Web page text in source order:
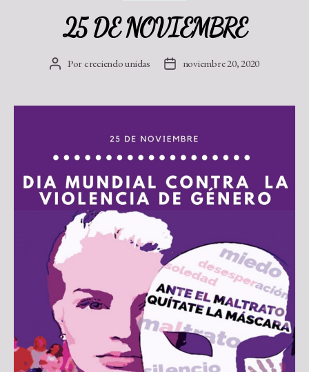
25 DE NOVIEMBRE
Porcreciendo unidas noviembre 20, 2020